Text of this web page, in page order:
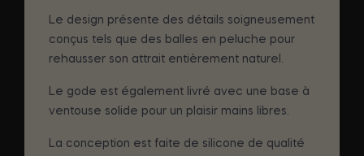
Le design présente des détails soigneusement
conçus tels que des balles en peluche pour
rehausser son attrait entièrement naturel.
Le gode est également livré avec une base à
ventouse solide pour un plaisir mains libres.
La conception est faite de silicone de qualité